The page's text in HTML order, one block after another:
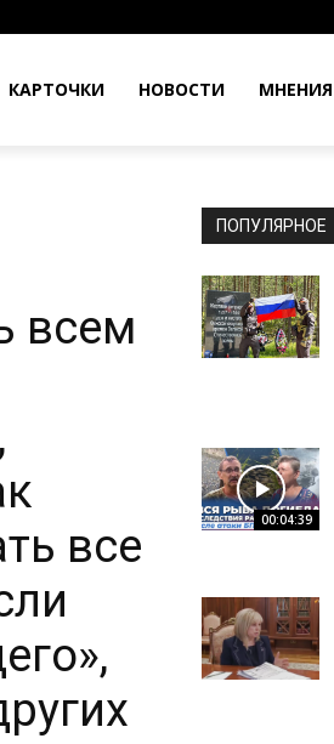
КАРТОЧКИ НОВОСТИ МНЕНИЯ
всем
все
ПОПУЛЯРНОЕ
00:04:39